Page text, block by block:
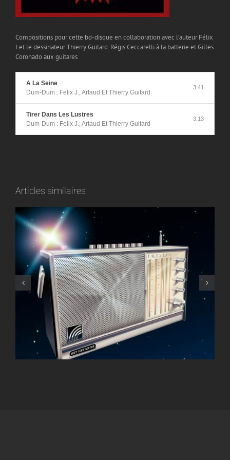
Compositions pour cette bd-disque en collaboration avec l’auteur Félix
J et le dessinateur Thierry Guitard. Régis Ceccarelli à la batterie et Gilles
Coronado aux guitares
A La Seine
Dum-Dum : Felix J., Artaud Et Thierry Guitard
3:41
Tirer Dans Les Lustres
Dum-Dum : Felix J., Artaud Et Thierry Guitard
3:13
Articles similaires
Olivier Temime INNER
SONGS